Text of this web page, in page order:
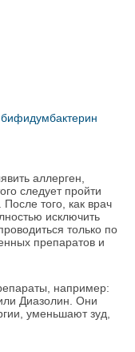
аллерген,
следует пройти
того, как врач
исключить
только по
препаратов и
например:
Диазолин. Они
уменьшают зуд,